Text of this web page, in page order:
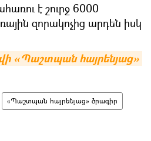
է շուրջ 6000
զորակոչից արդեն իսկ
«Պաշտպան հայրենյաց»
«Պաշտպան հայրենյաց» ծրագիր